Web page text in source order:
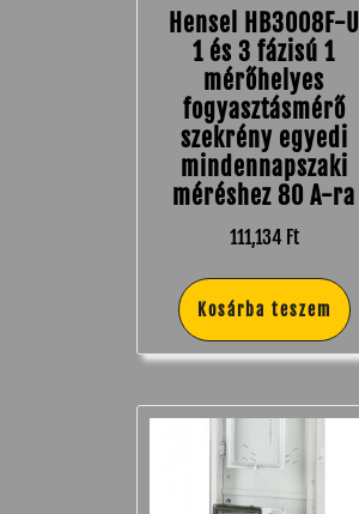
Hensel HB3008F-U
1 és 3 fázisú 1
mérőhelyes
fogyasztásmérő
szekrény egyedi
mindennapszaki
méréshez 80 A-ra
111,134 Ft
Kosárba teszem